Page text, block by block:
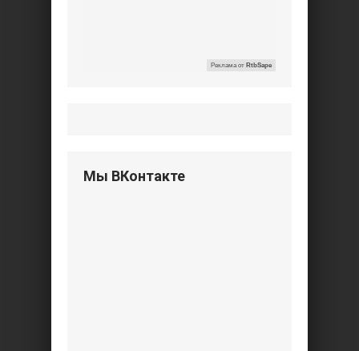
Реклама от RtbSape
Мы ВКонтакте